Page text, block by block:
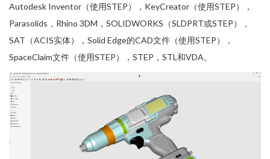
Autodesk Inventor（使用STEP），KeyCreator（使用STEP），
Parasolids，Rhino 3DM，SOLIDWORKS（SLDPRT或STEP），
SAT（ACIS实体），Solid Edge的CAD文件（使用STEP），
SpaceClaim文件（使用STEP），STEP，STL和VDA。